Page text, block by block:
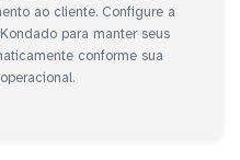
ao cliente. Configure a
para manter seus
conforme sua